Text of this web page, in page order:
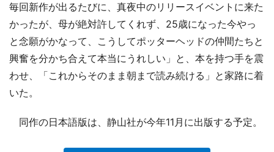
毎回新作が出るたびに、真夜中のリリースイベントに来た
かったが、母が絶対許してくれず、25歳になった今やっ
と念願がかなって、こうしてポッターヘッドの仲間たちと
興奮を分かち合えて本当にうれしい」と、本を持つ手を震
わせ、「これからそのまま朝まで読み続ける」と家路に着
いた。
同作の日本語版は、静山社が今年11月に出版する予定。